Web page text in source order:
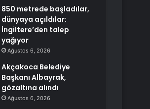
850 metrede başladılar,
dünyaya açıldılar:
İngiltere’den talep
yağıyor
Ağustos 6, 2026
Akçakoca Belediye
Başkanı Albayrak,
gözaltına alındı
Ağustos 6, 2026